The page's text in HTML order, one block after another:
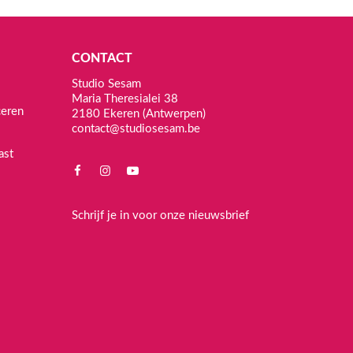
CONTACT
Studio Sesam
Maria Theresialei 38
2180 Ekeren (Antwerpen)
contact@studiosesam.be
Schrijf je in voor onze nieuwsbrief